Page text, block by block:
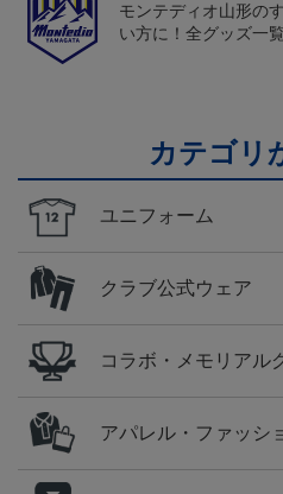
モンテディオ山形の
い方に！全グッズ一
カテゴリ
ユニフォーム
クラブ公式ウェア
コラボ・メモリアル
アパレル・ファッシ